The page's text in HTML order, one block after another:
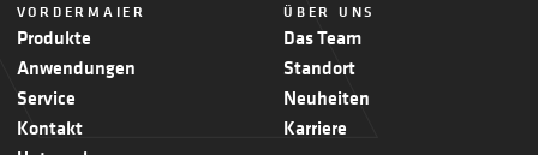
VORDERMAIER
Produkte
Anwendungen
Service
Kontakt
ÜBER UNS
Das Team
Standort
Neuheiten
Karriere